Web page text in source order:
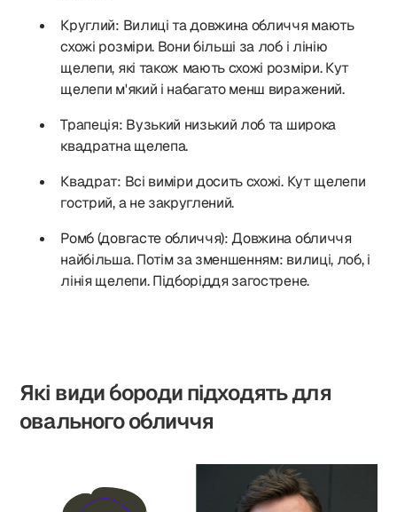
Круглий: Вилиці та довжина обличчя мають
схожі розміри. Вони більші за лоб і лінію
щелепи, які також мають схожі розміри. Кут
щелепи м'який і набагато менш виражений.
Трапеція: Вузький низький лоб та широка
квадратна щелепа.
Квадрат: Всі виміри досить схожі. Кут щелепи
гострий, а не закруглений.
Ромб (довгасте обличчя): Довжина обличчя
найбільша. Потім за зменшенням: вилиці, лоб, і
лінія щелепи. Підборіддя загострене.
Які види бороди підходять для
овального обличчя